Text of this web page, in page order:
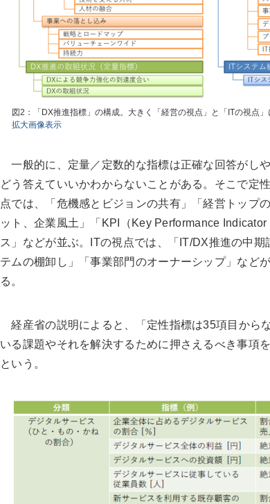
図2：「DX推進指標」の構成。大きく「経営の視点」と「ITの視点」
拡大画像表示
一般的に、定量／定数的な指標は正確な回答がし
どう答えていいかわからないことがある。そこで定
点では、「危機感とビジョンの共有」「経営トップ
ット、企業風土」「KPI（Key Performance
ス」などが並ぶ。ITの視点では、「IT/DX推進の中
テムの棚卸し」「事業部門のオーナーシップ」など
る。
経産省の説明によると、「定性指標は35項目から
いる課題やそれを解決するために押さえるべき事項
という。